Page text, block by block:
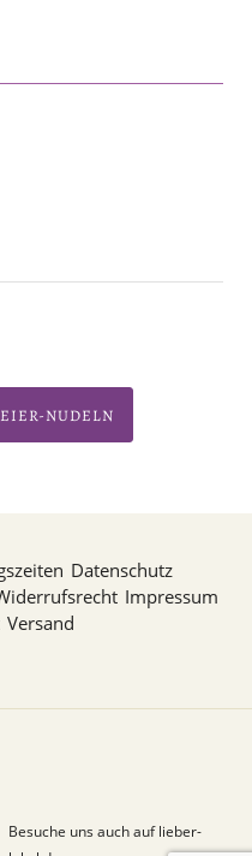
NUDELN
Datenschutz
Impressum
Versand
Besuche uns auch auf lieber-